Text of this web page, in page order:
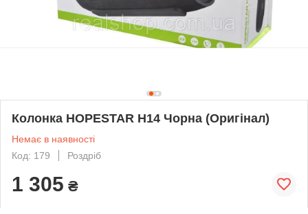
Колонка HOPESTAR H14 Чорна (Оригінал)
Немає в наявності
Код: 179
Роздріб
1 305 ₴